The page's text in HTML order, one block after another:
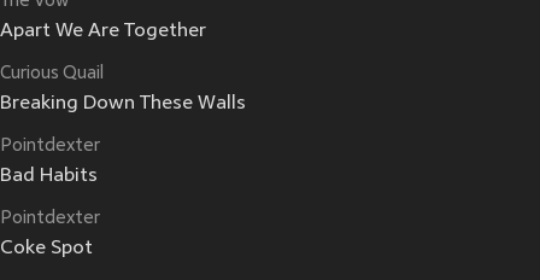
Apart We Are Together
Curious Quail
Breaking Down These Walls
Pointdexter
Bad Habits
Pointdexter
Coke Spot